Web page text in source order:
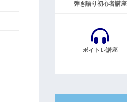
弾き語り初心者講座
ボイトレ講座